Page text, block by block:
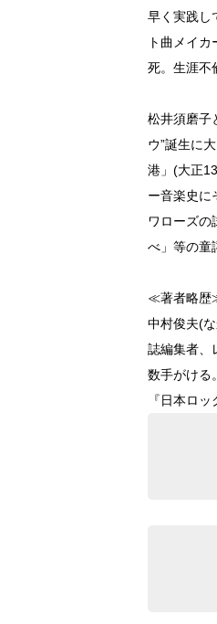
早く実践し
ト曲メイ
死。生涯不
松井須磨子
ウ”誕生に
港」(大正
ー音楽史に
ワローズの
べ」等の童
≪著者略
中村俊夫(
誌編集者、
数手がける
『日本ロ